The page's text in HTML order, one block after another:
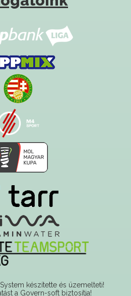
készítette és üzemelteti!